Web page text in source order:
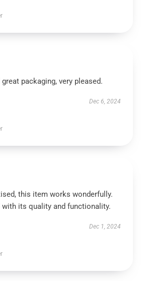
packaging, very pleased.
Dec 6, 2024
this item works wonderfully.
with its quality and functionality.
Dec 1, 2024